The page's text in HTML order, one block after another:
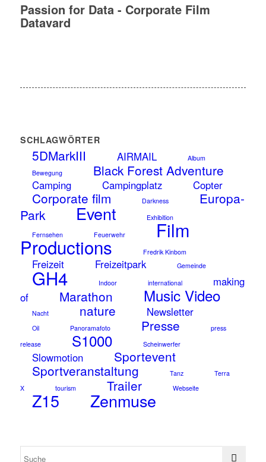
Passion for Data - Corporate Film
Datavard
SCHLAGWÖRTER
5DMarkIII AIRMAIL
Album
Bewegung
Black Forest Adventure
Camping Campingplatz Copter
Corporate film Darkness
Europa-
Park
Event
Exhibition
Fernsehen
Feuerwehr Film
Productions Fredrik Kinbom
Freizeit Freizeitpark Gemeinde
GH4 Indoor international
making
of
Marathon Music Video
Nacht nature Newsletter
Oil Panoramafoto Presse
press
release
S1000 Scheinwerfer
Slowmotion
Sportevent
Sportveranstaltung
Tanz
Terra
X
tourism Trailer Webseite
Z15 Zenmuse